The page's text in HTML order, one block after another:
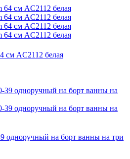
см AC2112 белая
одноручный на борт ванны на три